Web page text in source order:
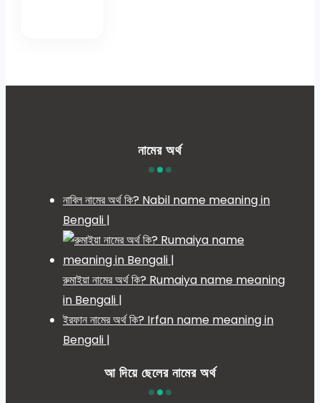
নামের অর্থ
নাবিল নামের অর্থ কি? Nabil name meaning in
Bengali |
রুমাইয়া নামের অর্থ কি? Rumaiya name meaning
in Bengali |
ইরফান নামের অর্থ কি? Irfan name meaning in
Bengali |
আ দিয়ে ছেলের নামের অর্থ